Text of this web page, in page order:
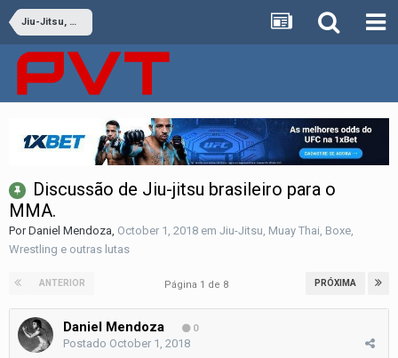
Jiu-Jitsu, Muay Thai, Boxe, Wrestling e outras lutas
Discussão de Jiu-jitsu brasileiro para o
MMA.
PorDaniel Mendoza October 1, 2018 em Jiu-Jitsu, Muay Thai, Boxe,
Wrestling e outras lutas
ANTERIOR PRÓXIMA
Página 1 de 8
Daniel Mendoza 0
Postado October 1, 2018